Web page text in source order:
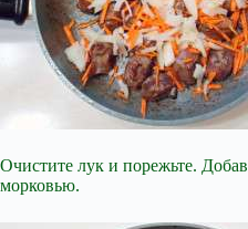
Очистите лук и порежьте.
морковью.